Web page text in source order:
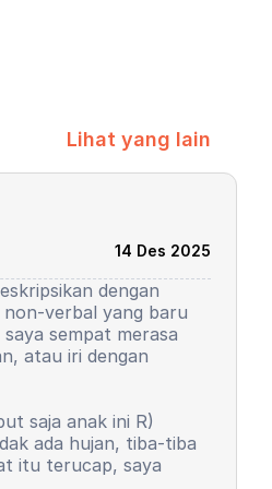
Lihat yang lain
14 Des 2025
dengan
non-verbal yang baru
sempat merasa
atau iri dengan
saja anak ini R)
ada hujan, tiba-tiba
itu terucap, saya